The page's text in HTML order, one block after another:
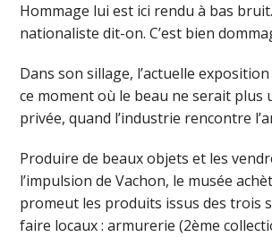
Hommage lui est ici rendu à bas
nationaliste dit-on. C’est bien
Dans son sillage, l’actuelle
ce moment où le beau ne serait plus
privée, quand l’industrie rencontre
Produire de beaux objets et les
l’impulsion de Vachon, le musée
promeut les produits issus des trois
faire locaux : armurerie (2ème